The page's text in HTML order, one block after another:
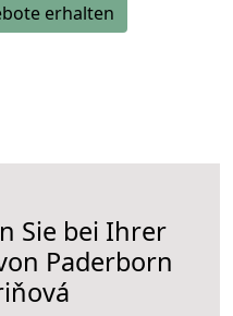
erhalten
Sie bei Ihrer
Paderborn